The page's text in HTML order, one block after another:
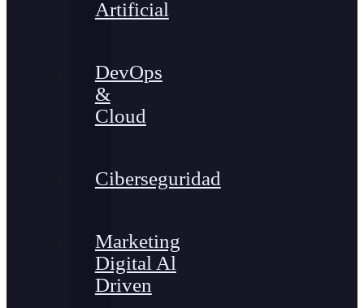
Artificial
DevOps
&
Cloud
Ciberseguridad
Marketing
Digital Al
Driven